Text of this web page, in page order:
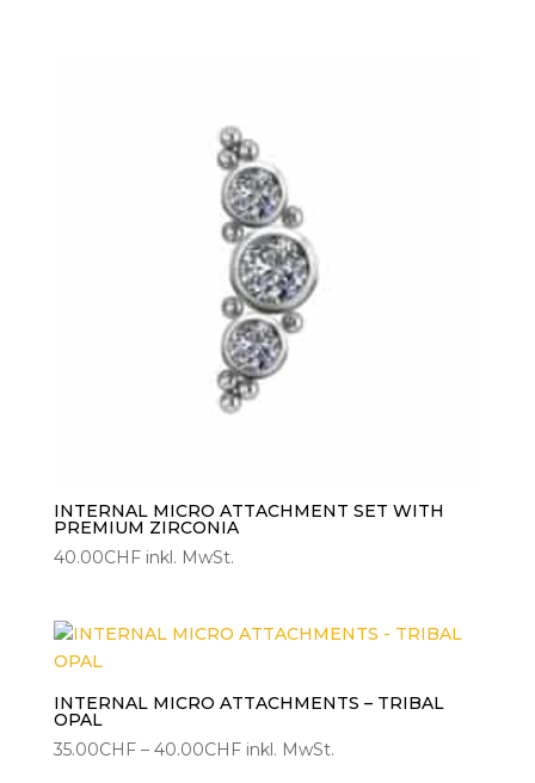
INTERNAL MICRO ATTACHMENT SET WITH
PREMIUM ZIRCONIA
40.00CHF inkl. MwSt.
INTERNAL MICRO ATTACHMENTS – TRIBAL
OPAL
35.00CHF – 40.00CHFPreisspanne:
inkl. MwSt.